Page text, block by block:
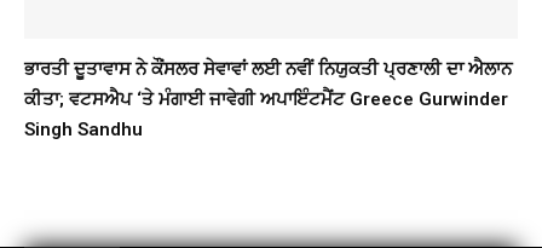
ਭਾਰਤੀ ਦੂਤਾਵਾਸ ਨੇ ਕੌਂਸਲਰ ਸੇਵਾਵਾਂ ਲਈ ਨਵੀਂ ਨਿਯੁਕਤੀ ਪ੍ਰਣਾਲੀ ਦਾ ਐਲਾਨ
ਕੀਤਾ; ਵਟਸਐਪ ‘ਤੇ ਮੰਗਾਈ ਜਾਵੇਗੀ ਅਪਾਇੰਟਮੈਂਟ Greece Gurwinder
Singh Sandhu